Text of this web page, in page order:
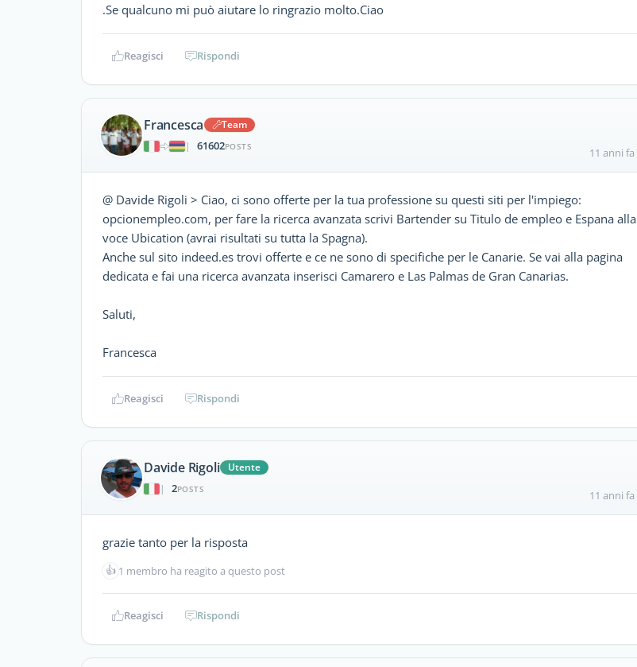
.Se qualcuno mi può aiutare lo ringrazio molto.Ciao
Reagisci Rispondi
Francesca
Team
|
61602POSTS 11 anni fa
@ Davide Rigoli > Ciao, ci sono offerte per la tua professione su questi siti per l'impiego:
opcionempleo.com, per fare la ricerca avanzata scrivi Bartender su Titulo de empleo e Espana alla
voce Ubication (avrai risultati su tutta la Spagna).
Anche sul sito indeed.es trovi offerte e ce ne sono di specifiche per le Canarie. Se vai alla pagina
dedicata e fai una ricerca avanzata inserisci Camarero e Las Palmas de Gran Canarias.
Saluti,
Francesca
Reagisci Rispondi
Davide Rigoli
Utente
|
2POSTS 11 anni fa
grazie tanto per la risposta
👍 1 membro ha reagito a questo post
Reagisci Rispondi